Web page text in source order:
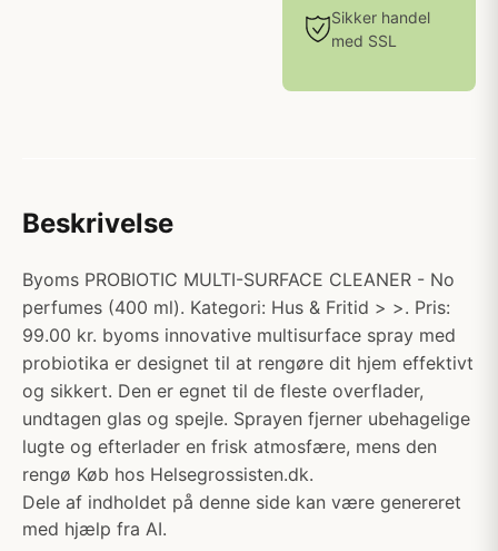
Sikker handel
med SSL
Beskrivelse
Byoms PROBIOTIC MULTI-SURFACE CLEANER - No
perfumes (400 ml). Kategori: Hus & Fritid > >. Pris:
99.00 kr. byoms innovative multisurface spray med
probiotika er designet til at rengøre dit hjem effektivt
og sikkert. Den er egnet til de fleste overflader,
undtagen glas og spejle. Sprayen fjerner ubehagelige
lugte og efterlader en frisk atmosfære, mens den
rengø Køb hos Helsegrossisten.dk.
Dele af indholdet på denne side kan være genereret
med hjælp fra AI.